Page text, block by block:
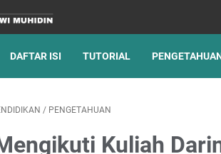
DAFTAR ISI TUTORIAL
/ PENGETAHUAN
Kuliah